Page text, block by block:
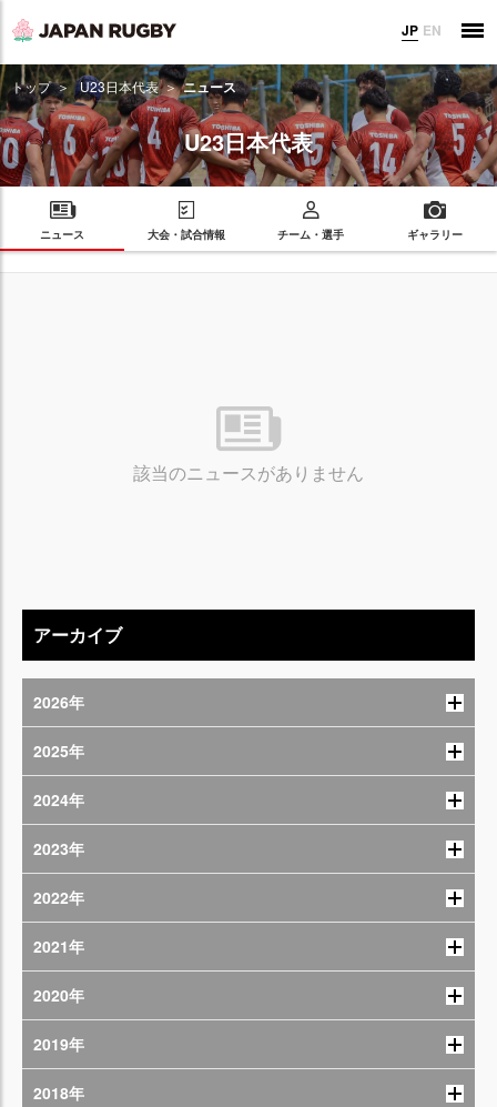
JP EN
トップ U23日本代表 ニュース
U23日本代表
ニュース 大会・試合情報 チーム・選手 ギャラリー
該当のニュースがありません
アーカイブ
2026年
2025年
2024年
2023年
2022年
2021年
2020年
2019年
2018年